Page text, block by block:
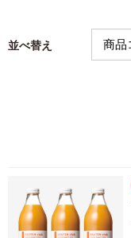
並べ替え